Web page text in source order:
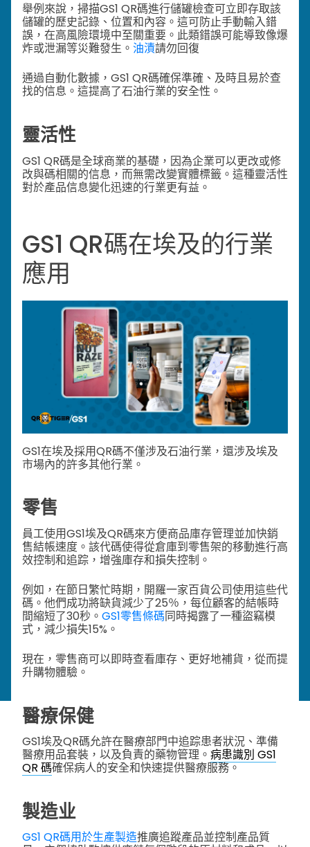
舉例來說，掃描GS1 QR碼進行儲罐檢查可立即存取該
儲罐的歷史記錄、位置和內容。這可防止手動輸入錯
誤，在高風險環境中至關重要。此類錯誤可能導致像爆
炸或泄漏等災難發生。 油漬請勿回復
通過自動化數據，GS1 QR碼確保準確、及時且易於查
找的信息。這提高了石油行業的安全性。
靈活性
GS1 QR碼是全球商業的基礎，因為企業可以更改或修
改與碼相關的信息，而無需改變實體標籤。這種靈活性
對於產品信息變化迅速的行業更有益。
GS1 QR碼在埃及的行業
應用
GS1在埃及採用QR碼不僅涉及石油行業，還涉及埃及
市場內的許多其他行業。
零售
員工使用GS1埃及QR碼來方便商品庫存管理並加快銷
售結帳速度。該代碼使得從倉庫到零售架的移動進行高
效控制和追踪，增強庫存和損失控制。
例如，在節日繁忙時期，開羅一家百貨公司使用這些代
碼。他們成功將缺貨減少了25％，每位顧客的結帳時
間縮短了30秒。 GS1零售條碼同時揭露了一種盜竊模
式，減少損失15%。
現在，零售商可以即時查看庫存、更好地補貨，從而提
升購物體驗。
醫療保健
GS1埃及QR碼允許在醫療部門中追踪患者狀況、準備
醫療用品套裝，以及負責的藥物管理。 病患識別 GS1
QR 碼確保病人的安全和快速提供醫療服務。
製造业
GS1 QR碼用於生產製造推廣追蹤產品並控制產品質